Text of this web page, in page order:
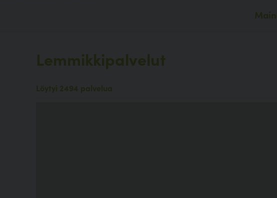
Lemmikkipalvelut
Löytyi 2494 palvelua